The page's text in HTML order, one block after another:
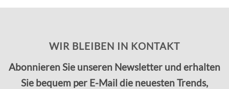
WIR BLEIBEN IN KONTAKT
Abonnieren Sie unseren Newsletter und erhalten
Sie bequem per E-Mail die neuesten Trends,